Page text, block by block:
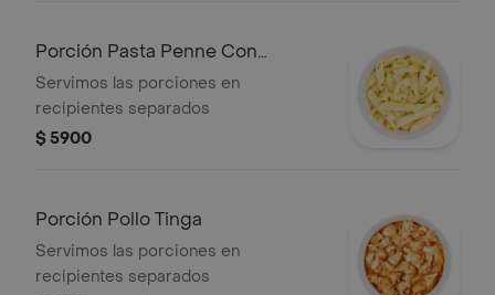
Porción Pasta Penne Con
Mayonesa (fría)
Servimos las porciones en
recipientes separados
$ 5900
Porción Pollo Tinga
Servimos las porciones en
recipientes separados